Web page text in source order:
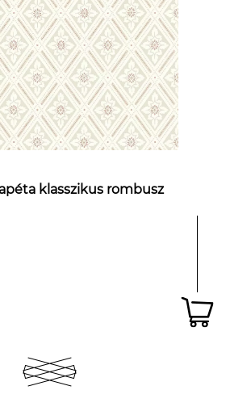
klasszikus rombusz